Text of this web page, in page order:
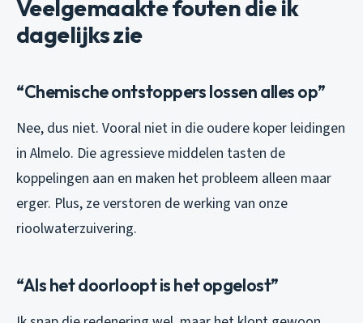
Veelgemaakte fouten die ik
dagelijks zie
“Chemische ontstoppers lossen alles op”
Nee, dus niet. Vooral niet in die oudere koper leidingen
in Almelo. Die agressieve middelen tasten de
koppelingen aan en maken het probleem alleen maar
erger. Plus, ze verstoren de werking van onze
rioolwaterzuivering.
“Als het doorloopt is het opgelost”